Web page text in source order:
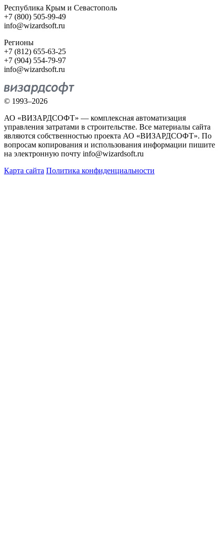
Республика Крым и Севастополь
+7 (800) 505-99-49
info@wizardsoft.ru
Регионы
+7 (812) 655-63-25
+7 (904) 554-79-97
info@wizardsoft.ru
© 1993–2026
АО «ВИЗАРДСОФТ» — комплексная автоматизация
управления затратами в строительстве. Все материалы сайта
являются собственностью проекта АО «ВИЗАРДСОФТ». По
вопросам копирования и использования информации пишите
на электронную почту info@wizardsoft.ru
Карта сайта Политика конфиденциальности